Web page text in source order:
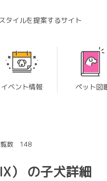
タイルを提案するサイト
イベント情報 ペット図
覧数 148
） の子犬詳細